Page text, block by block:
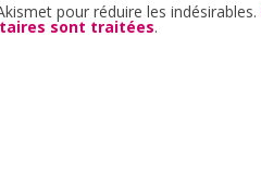
pour réduire les indésirables.
sont traitées.